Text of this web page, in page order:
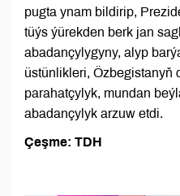
pugta ynam bildirip,
tüýs ýürekden berk jan
abadançylygyny, alyp
üstünlikleri, Özbegistanyň
parahatçylyk, mundan
abadançylyk arzuw etdi.
Çeşme: TDH